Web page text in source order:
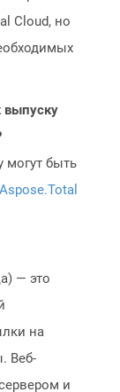
Cloud, но
выпуску
могут быть
— это
на
Веб-
и